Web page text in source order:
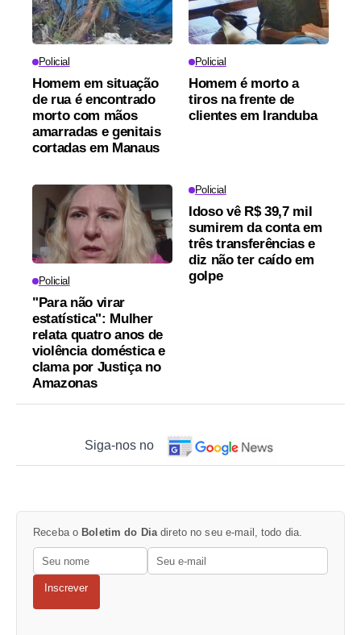
Policial
Homem em situação
de rua é encontrado
morto com mãos
amarradas e genitais
cortadas em Manaus
Policial
Homem é morto a
tiros na frente de
clientes em Iranduba
Policial
"Para não virar
estatística": Mulher
relata quatro anos de
violência doméstica e
clama por Justiça no
Amazonas
Policial
Idoso vê R$ 39,7 mil
sumirem da conta em
três transferências e
diz não ter caído em
golpe
Siga-nos no
Receba o Boletim do Dia direto no seu e-mail, todo dia.
Inscrever